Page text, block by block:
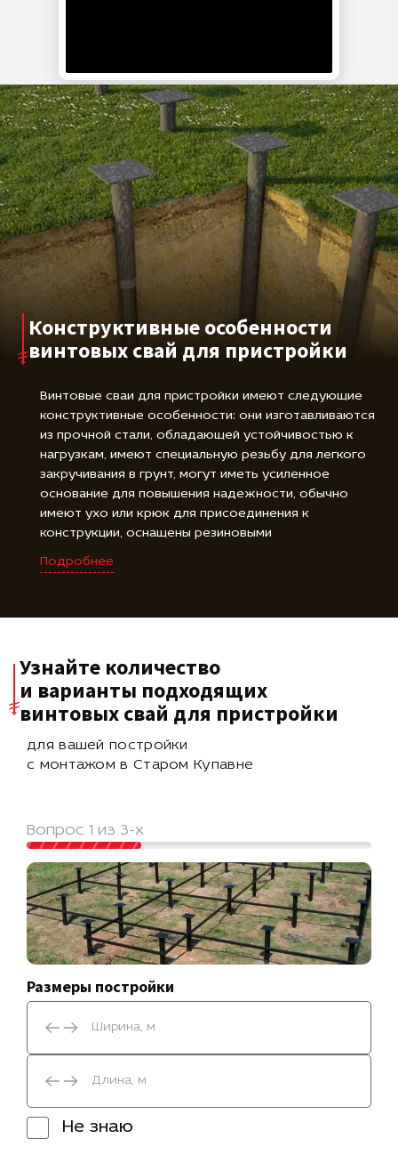
рельефом и в условиях ограниченного доступа
строительной техники. При правильном
проектировании срок службы основания может
составлять несколько десятков лет.
Конструктивные особенности
винтовых свай для пристройки
Винтовые сваи для пристройки имеют следующие
конструктивные особенности: они изготавливаются
из прочной стали, обладающей устойчивостью к
нагрузкам, имеют специальную резьбу для легкого
закручивания в грунт, могут иметь усиленное
основание для повышения надежности, обычно
имеют ухо или крюк для присоединения к
конструкции, оснащены резиновыми
амортизаторами или гайками для регулировки
высоты, оцинкованное покрытие защищает от
Подробнее
Узнайте количество
и варианты подходящих
винтовых свай для пристройки
для вашей постройки
с монтажом в Старом Купавне
Вопрос 1 из 3-х
Размеры постройки
Не знаю